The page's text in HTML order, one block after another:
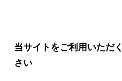
当サイトをご利用いただ
さい